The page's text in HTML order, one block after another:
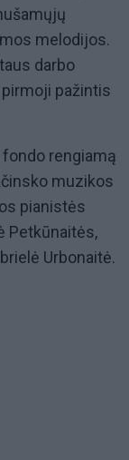
melodijos.
darbo
pažintis
rengiamą
muzikos
pianistės
Petkūnaitės,
Urbonaitė.